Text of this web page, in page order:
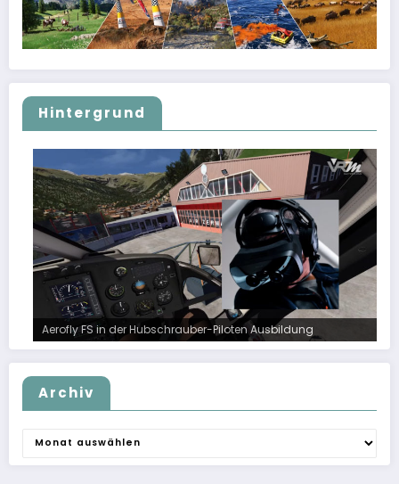
Hintergrund
Aerofly FS in der Hubschrauber-Piloten Ausbildung
Archiv
Archiv